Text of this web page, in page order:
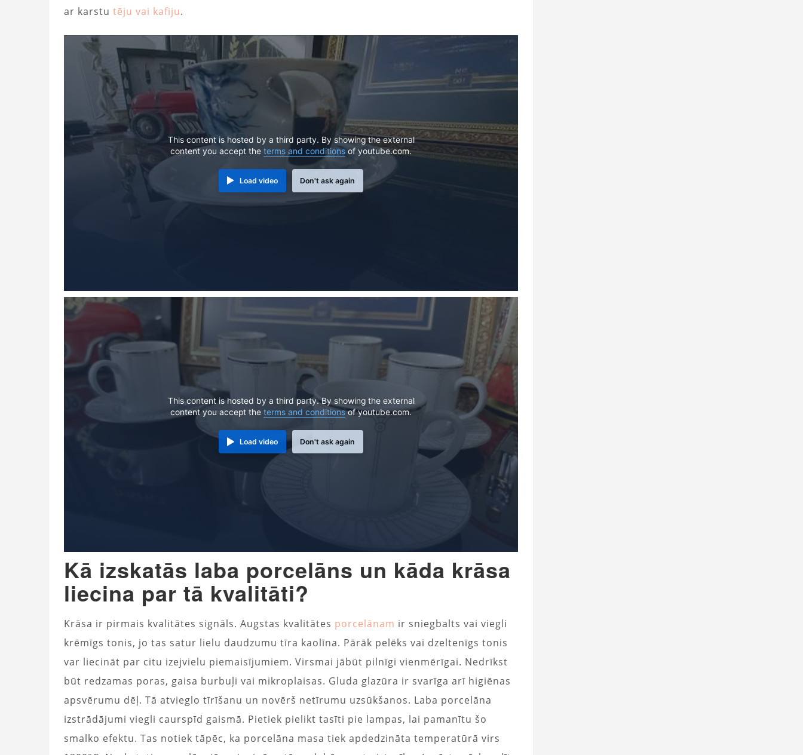
ar karstu tēju vai kafiju.
This content is hosted by a third party. By showing the external
content you accept the terms and conditions of youtube.com.
Load video Don't ask again
This content is hosted by a third party. By showing the external
content you accept the terms and conditionsof youtube.com.
Load video Don't ask again
Kā izskatās laba porcelāns un kāda krāsa
liecina par tā kvalitāti?
Krāsa ir pirmais kvalitātes signāls. Augstas kvalitātes porcelānam ir sniegbalts vai viegli
krēmīgs tonis, jo tas satur lielu daudzumu tīra kaolīna. Pārāk pelēks vai dzeltenīgs tonis
var liecināt par citu izejvielu piemaisījumiem. Virsmai jābūt pilnīgi vienmērīgai. Nedrīkst
būt redzamas poras, gaisa burbuļi vai mikroplaisas. Gluda glazūra ir svarīga arī higiēnas
apsvērumu dēļ. Tā atvieglo tīrīšanu un novērš netīrumu uzsūkšanos. Laba porcelāna
izstrādājumi viegli caurspīd gaismā. Pietiek pielikt tasīti pie lampas, lai pamanītu šo
smalko efektu. Tas notiek tāpēc, ka porcelāna masa tiek apdedzināta temperatūrā virs